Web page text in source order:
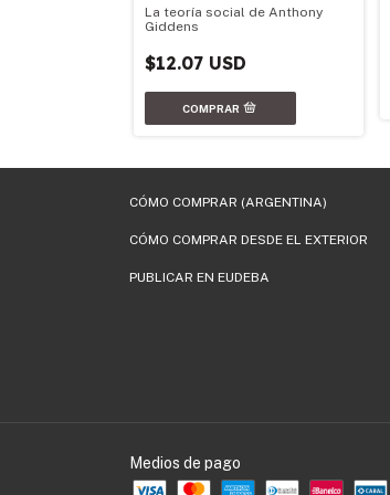
La teoría social de Anthony
Giddens
$12.07 USD
CÓMO COMPRAR (ARGENTINA)
CÓMO COMPRAR DESDE EL EXTERIOR
PUBLICAR EN EUDEBA
Medios de pago